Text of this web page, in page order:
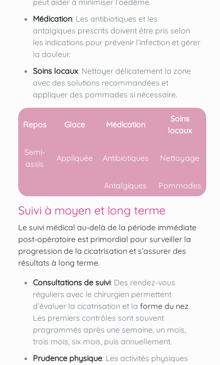
peut aider à minimiser l’oedème.
Médication: Les antibiotiques et les
antalgiques prescrits doivent être pris selon
les indications pour prévenir l’infection et gérer
la douleur.
Soins locaux: Nettoyer délicatement la zone
avec des solutions recommandées et
appliquer des pommades si nécessaire.
Repos Glace Médication
Soins
locaux
Semi-
assis
Appliquée Antibiotiques Nettoyage
Antalgiques Pommades
Suivi à moyen et long terme
Le suivi médical au-delà de la période immédiate
post-opératoire est primordial pour surveiller la
progression de la cicatrisation et s’assurer des
résultats à long terme.
Consultations de suivi: Des rendez-vous
réguliers avec le chirurgien permettent
d’évaluer la cicatrisation et la forme du nez.
Les premiers contrôles sont souvent
programmés après une semaine, un mois,
trois mois, six mois, puis annuellement.
Prudence physique: Les activités physiques